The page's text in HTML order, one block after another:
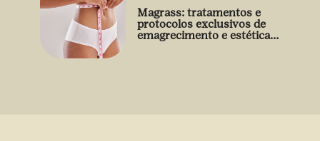
Magrass: tratamentos e
protocolos exclusivos de
emagrecimento e estética